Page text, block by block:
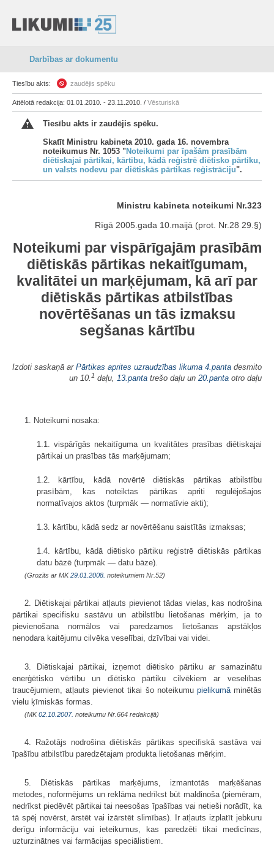
Darbības ar dokumentu
Tiesību akts: zaudējis spēku
Attēlotā redakcija: 01.01.2010. - 23.11.2010. / Vēsturiskā
Tiesību akts ir zaudējis spēku.
Skatīt Ministru kabineta 2010. gada 16. novembra
noteikumus Nr. 1053 "Noteikumi par īpašām prasībām
diētiskajai pārtikai, kārtību, kādā reģistrē diētisko pārtiku,
un valsts nodevu par diētiskās pārtikas reģistrāciju".
Ministru kabineta noteikumi Nr.323
Rīgā 2005.gada 10.maijā (prot. Nr.28 29.§)
Noteikumi par vispārīgajām prasībām
diētiskās pārtikas nekaitīgumam,
kvalitātei un marķējumam, kā arī par
diētiskās pārtikas atbilstības
novērtēšanas un tās izmaksu
segšanas kārtību
Izdoti saskaņā ar Pārtikas aprites uzraudzības likuma 4.panta desmito
un 10. 1 daļu, 13.panta trešo daļu un 20.panta otro daļu
1. Noteikumi nosaka:
1.1. vispārīgās nekaitīguma un kvalitātes prasības diētiskajai
pārtikai un prasības tās marķējumam;
1.2. kārtību, kādā novērtē diētiskās pārtikas atbilstību
prasībām, kas noteiktas pārtikas apriti regulējošajos
normatīvajos aktos (turpmāk — normatīvie akti);
1.3. kārtību, kādā sedz ar novērtēšanu saistītās izmaksas;
1.4. kārtību, kādā diētisko pārtiku reģistrē diētiskās pārtikas
datu bāzē (turpmāk — datu bāze).
(Grozīts ar MK29.01.2008. noteikumiem Nr.52)
2. Diētiskajai pārtikai atļauts pievienot tādas vielas, kas nodrošina
pārtikai specifisku sastāvu un atbilstību lietošanas mērķim, ja to
pievienošana normālos vai paredzamos lietošanas apstākļos
nenodara kaitējumu cilvēka veselībai, dzīvībai vai videi.
3. Diētiskajai pārtikai, izņemot diētisko pārtiku ar samazinātu
enerģētis­ko vērtību un diētisko pārtiku cilvēkiem ar veselības
traucējumiem, atļauts pievienot tikai šo noteikumu pielikumāminētās
vielu ķīmiskās formas.
(MK02.10.2007. noteikumu Nr.664 redakcijā)
4. Ražotājs nodrošina diētiskās pārtikas specifiskā sastāva vai
īpašību atbilstību paredzētajam produkta lietošanas mērķim.
5. Diētiskās pārtikas marķējums, izmantotās marķēšanas
metodes, noformējums un reklāma nedrīkst būt maldinoša (piemēram,
nedrīkst piedēvēt pārtikai tai neesošas īpašības vai netieši norādīt, ka
tā spēj novērst, ārstēt vai izārstēt slimības). Ir atļauts izplatīt jebkuru
derīgu informāciju vai ieteikumus, kas paredzēti tikai medicīnas,
uzturzinātnes vai farmācijas speciālistiem.